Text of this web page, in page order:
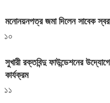
মনোনয়নপত্র জমা দিলেন সাবেক
১০
সুখারী রক্তবিন্দু ফাউন্ডেশনের
কার্যক্রম
১১